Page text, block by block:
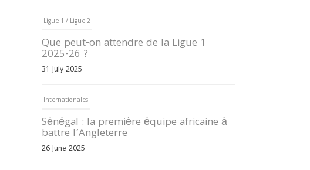
Ligue 1 / Ligue 2
Que peut-on attendre de la Ligue 1
2025-26 ?
31 July 2025
Internationales
Sénégal : la première équipe africaine à
battre l’Angleterre
26 June 2025